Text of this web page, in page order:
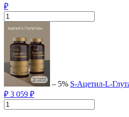
₽
– 5% S-Ацетил-L-
₽ 3 059 ₽